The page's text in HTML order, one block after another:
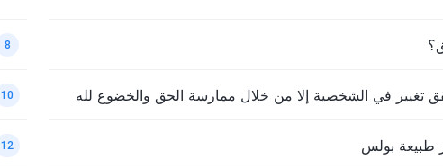
8
تغيير في الشخصية إلا من خلال ممارسة الحق والخضوع لله 10
طبيعة بولس 12